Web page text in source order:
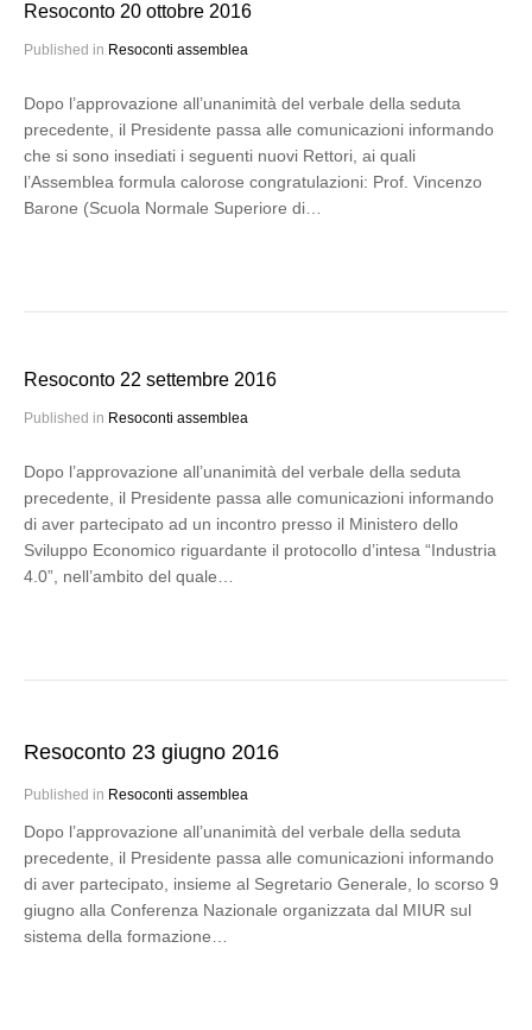
Resoconto 20 ottobre 2016
Published in Resoconti assemblea
Dopo l’approvazione all’unanimità del verbale della seduta
precedente, il Presidente passa alle comunicazioni informando
che si sono insediati i seguenti nuovi Rettori, ai quali
l’Assemblea formula calorose congratulazioni: Prof. Vincenzo
Barone (Scuola Normale Superiore di…
Resoconto 22 settembre 2016
Published in Resoconti assemblea
Dopo l’approvazione all’unanimità del verbale della seduta
precedente, il Presidente passa alle comunicazioni informando
di aver partecipato ad un incontro presso il Ministero dello
Sviluppo Economico riguardante il protocollo d’intesa “Industria
4.0”, nell’ambito del quale…
Resoconto 23 giugno 2016
Published in Resoconti assemblea
Dopo l’approvazione all’unanimità del verbale della seduta
precedente, il Presidente passa alle comunicazioni informando
di aver partecipato, insieme al Segretario Generale, lo scorso 9
giugno alla Conferenza Nazionale organizzata dal MIUR sul
sistema della formazione…